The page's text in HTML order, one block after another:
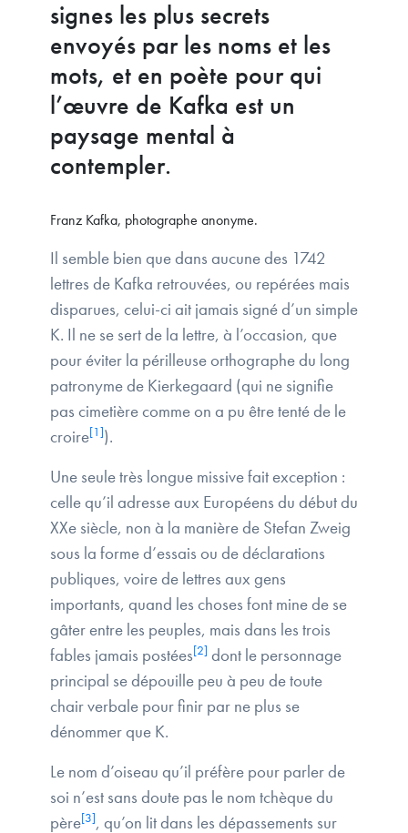
signes les plus secrets
envoyés par les noms et les
mots, et en poète pour qui
l’œuvre de Kafka est un
paysage mental à
contempler.
Franz Kafka, photographe anonyme.
Il semble bien que dans aucune des 1742
lettres de Kafka retrouvées, ou repérées mais
disparues, celui-ci ait jamais signé d’un simple
K. Il ne se sert de la lettre, à l’occasion, que
pour éviter la périlleuse orthographe du long
patronyme de Kierkegaard (qui ne signifie
pas cimetière comme on a pu être tenté de le
croire[1]).
Une seule très longue missive fait exception :
celle qu’il adresse aux Européens du début du
XXe siècle, non à la manière de Stefan Zweig
sous la forme d’essais ou de déclarations
publiques, voire de lettres aux gens
importants, quand les choses font mine de se
gâter entre les peuples, mais dans les trois
fables jamais postées[2] dont le personnage
principal se dépouille peu à peu de toute
chair verbale pour finir par ne plus se
dénommer que K.
Le nom d’oiseau qu’il préfère pour parler de
soi n’est sans doute pas le nom tchèque du
père[3], qu’on lit dans les dépassements sur